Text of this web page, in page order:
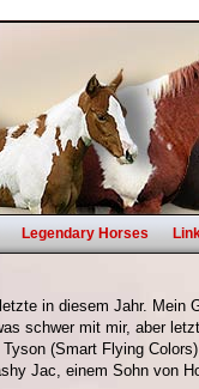
Legendary Horses
in diesem Jahr. Mein
schwer mit mir, aber
Tyson (Smart Flying
Jac, einem Sohn von